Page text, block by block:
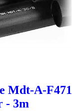
Mdt-A-F471
- 3m